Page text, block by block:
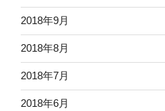
2018年9月
2018年8月
2018年7月
2018年6月